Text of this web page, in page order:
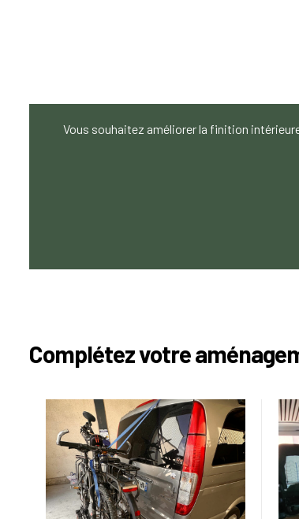
Vous souhaitez améliorer la finition
Complétez votre